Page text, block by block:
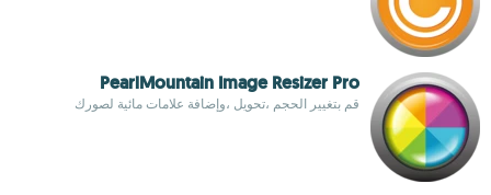
PearlMountain Image Resizer Pro
قم بتغيير الحجم ،تحويل ،وإضافة علامات مائية لصورك